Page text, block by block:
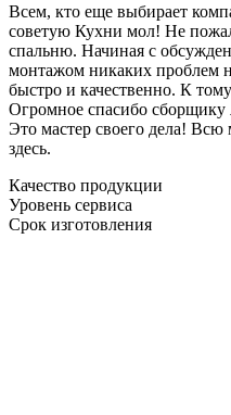
Всем, кто еще выбирает
советую Кухни мол! Не
спальню. Начиная с
монтажом никаких проблем
быстро и качественно. К
Огромное спасибо сборщику
Это мастер своего дела! Всю
здесь.
Качество продукции
Уровень сервиса
Срок изготовления